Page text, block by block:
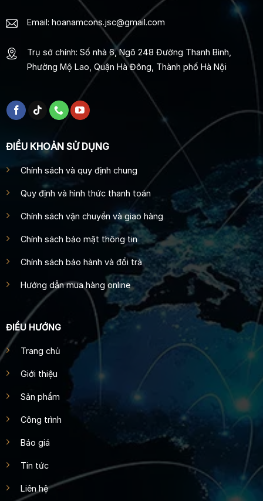
Email: hoanamcons.jsc@gmail.com
Trụ sở chính: Số nhà 6, Ngõ 248 Đường Thanh Bình,
Phường Mộ Lao, Quận Hà Đông, Thành phố Hà Nội
ĐIỀU KHOẢN SỬ DỤNG
Chính sách và quy định chung
Quy định và hình thức thanh toán
Chính sách vận chuyển và giao hàng
Chính sách bảo mật thông tin
Chính sách bảo hành và đổi trả
Hướng dẫn mua hàng online
ĐIỀU HƯỚNG
Trang chủ
Giới thiệu
Sản phẩm
Công trình
Báo giá
Tin tức
Liên hệ